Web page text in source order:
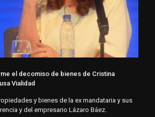
el decomiso de bienes de Cristina
Vialidad
y bienes de la ex mandataria y sus
y del empresario Lázaro Báez.